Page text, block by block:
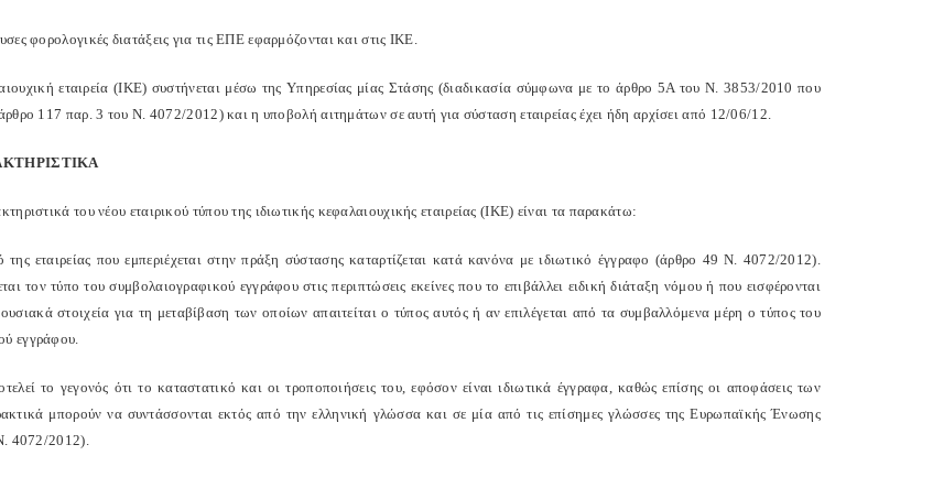
φορολογικές διατάξεις για τις ΕΠΕ εφαρμόζονται και στις ΙΚΕ.
εταιρεία (ΙΚΕ) συστήνεται μέσω της Υπηρεσίας μίας Στάσης (διαδικασία σύμφωνα με το άρθρο 5Α του Ν. 3853/2010 που
117 παρ. 3 του Ν. 4072/2012) και η υποβολή αιτημάτων σε αυτή για σύσταση εταιρείας έχει ήδη αρχίσει από 12/06/12.
του νέου εταιρικού τύπου της ιδιωτικής κεφαλαιουχικής εταιρείας (ΙΚΕ) είναι τα παρακάτω:
της εταιρείας που εμπεριέχεται στην πράξη σύστασης καταρτίζεται κατά κανόνα με ιδιωτικό έγγραφο (άρθρο 49 Ν. 4072/2012).
τον τύπο του συμβολαιογραφικού εγγράφου στις περιπτώσεις εκείνες που το επιβάλλει ειδική διάταξη νόμου ή που εισφέρονται
στοιχεία για τη μεταβίβαση των οποίων απαιτείται ο τύπος αυτός ή αν επιλέγεται από τα συμβαλλόμενα μέρη ο τύπος του
εγγράφου.
το γεγονός ότι το καταστατικό και οι τροποποιήσεις του, εφόσον είναι ιδιωτικά έγγραφα, καθώς επίσης οι αποφάσεις των
μπορούν να συντάσσονται εκτός από την ελληνική γλώσσα και σε μία από τις επίσημες γλώσσες της Ευρωπαϊκής Ένωσης
4072/2012).